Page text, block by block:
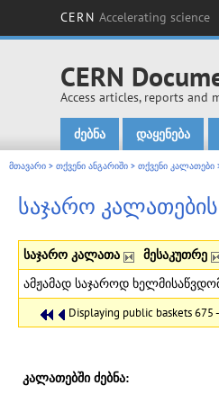
CERN Accelerating science
CERN
Access articles, reports and
Main menu
ძებნა დაყენება
მთავარი > თქვენი ანგარიში > თქვენი კალათები
საჯარო კალათების
საჯარო კალათა მესაკუთრე
Displaying public baskets
ამჟამად საჯაროდ
კალათებში ძებნა: